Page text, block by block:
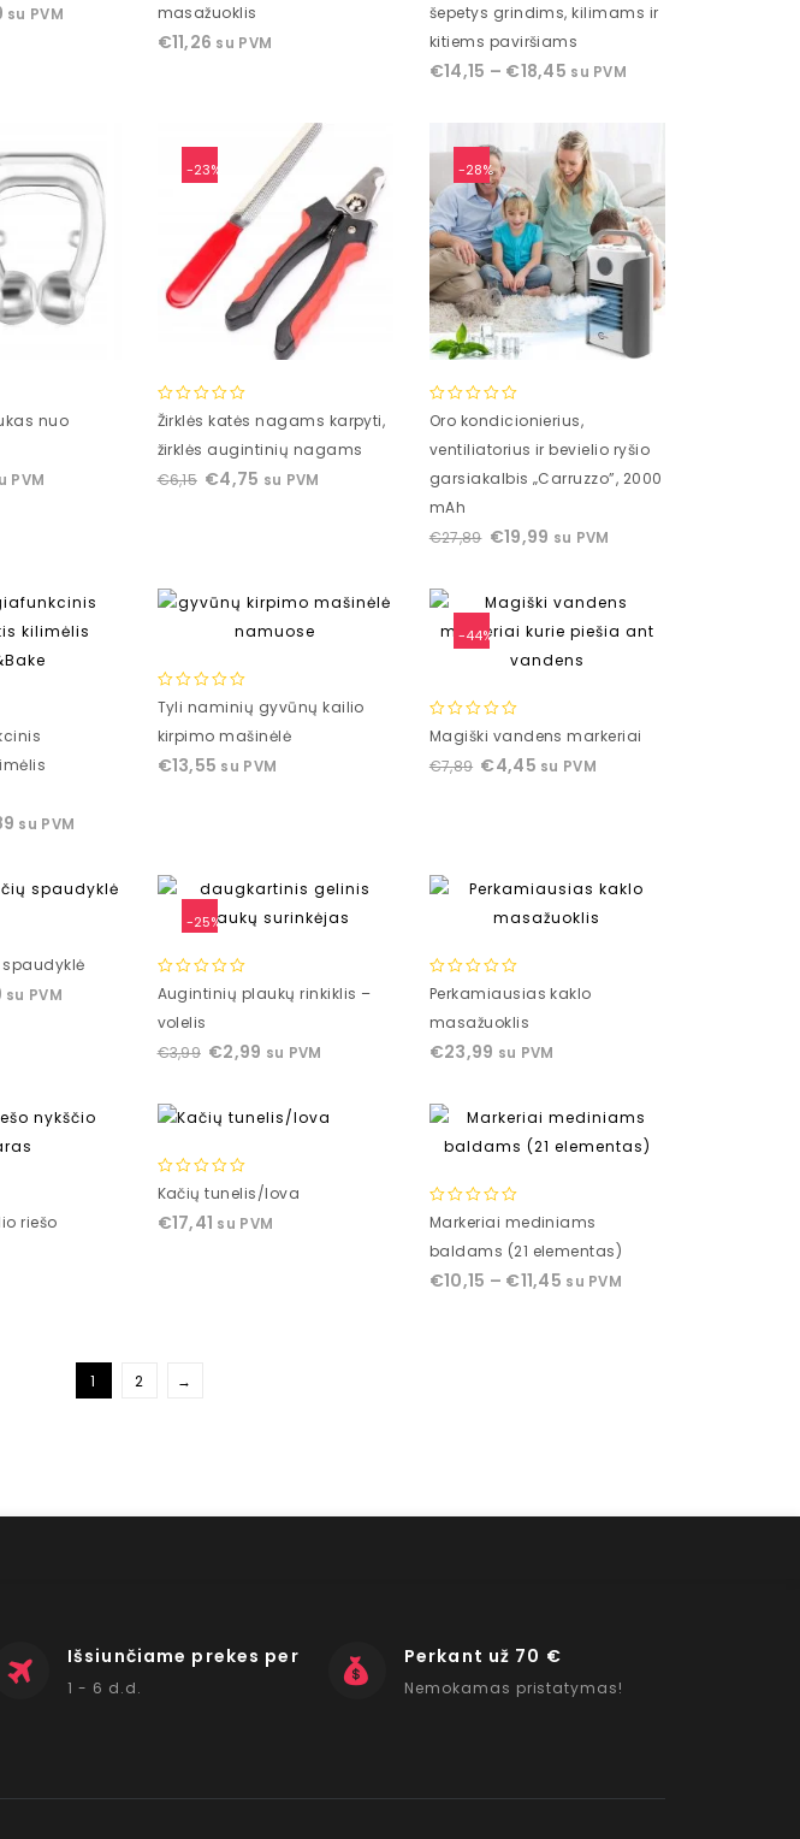
su PVM
of
5
masažuoklis
€11,26 su PVM
of
5
šepetys grindims, kilimams ir
kitiems paviršiams
€14,15 – €18,45 su PVM
nuo
PVM
-23%
0
of
5
Žirklės katės nagams karpyti,
žirklės augintinių nagams
€6,15 €4,75 su PVM
-28%
0
of
5
Oro kondicionierius,
ventiliatorius ir bevielio ryšio
garsiakalbis „Carruzzo”, 2000
mAh
€27,89 €19,99 su PVM
su PVM
0
of
5
Tyli naminių gyvūnų kailio
kirpimo mašinėlė
€13,55 su PVM
-44%
0
of
Magiški vandens markeriai
€7,89 €4,45 su PVM
su PVM
-25%
0
of
5
Augintinių plaukų rinkiklis –
volelis
€3,99 €2,99 su PVM
0
of
5
Perkamiausias kaklo
masažuoklis
€23,99 su PVM
riešo
0
of
Kačių tunelis/lova
€17,41 su PVM
0
of
5
Markeriai mediniams
baldams (21 elementas)
€10,15 – €11,45 su PVM
1 2 →
Išsiunčiame prekes per
1 - 6 d.d.
Perkant už 70 €
Nemokamas pristatymas!